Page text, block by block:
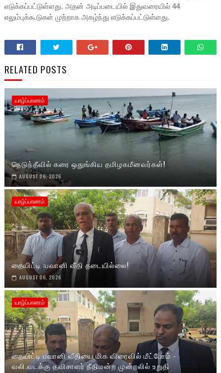
எடுக்கப்பட்டுள்ளது. அதன் அடிப்படையில் இதுவரையில் 44
எலும்புக்கூடுகள் முற்றாக அகழ்ந்து எடுக்கப்பட்டுள்ளது.
RELATED POSTS
யாழ்ப்பாணம்
நெடுந்தீவில் கரை ஒதுங்கிய தமிழகமீனவர்கள்!
AUGUST 06, 2026
யாழ்ப்பாணம்
தையிட்டி :பவானி வீதி தடையில்லை!
AUGUST 06, 2026
யாழ்ப்பாணம்
தையிட்டி பவானி வீதியை மிக விரைவில் மீட்போம் -
வலி.வடக்கு தவிசாளர் நீதிமன்ற முன்றலில் உறுதி